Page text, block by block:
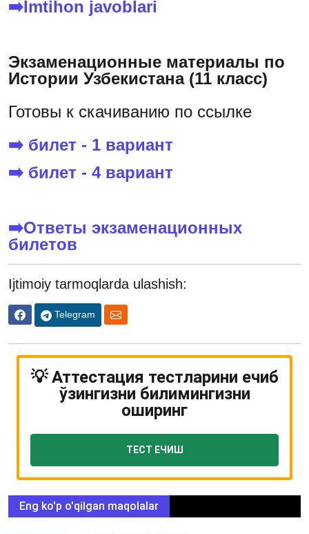
➡️Imtihon javoblari
Экзаменационные материалы по
Истории Узбекистана (11 класс)
Готовы к скачиванию по ссылке
➡️ билет - 1 вариант
➡️ билет - 4 вариант
➡️Ответы экзаменационных
билетов
Ijtimoiy tarmoqlarda ulashish:
Telegram
💡 Аттестация тестларини ечиб
ўзингизни билимингизни
оширинг
ТЕСТ ЕЧИШ
Eng ko'p o'qilgan maqolalar